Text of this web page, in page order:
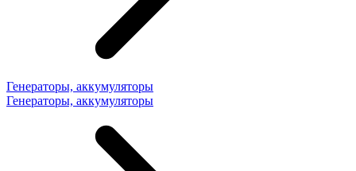
Генераторы, аккумуляторы
Генераторы, аккумуляторы